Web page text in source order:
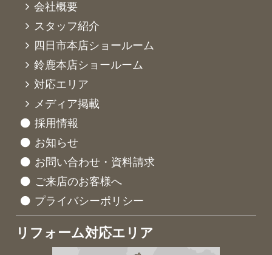
会社概要
スタッフ紹介
四日市本店ショールーム
鈴鹿本店ショールーム
対応エリア
メディア掲載
採用情報
お知らせ
お問い合わせ・資料請求
ご来店のお客様へ
プライバシーポリシー
リフォーム対応エリア